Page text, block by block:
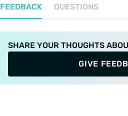
FEEDBACK QUESTIONS
SHARE YOUR THOUGHTS
GIVE